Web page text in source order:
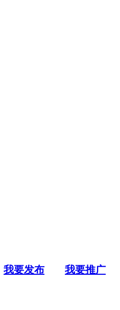
我要发布 我要推广